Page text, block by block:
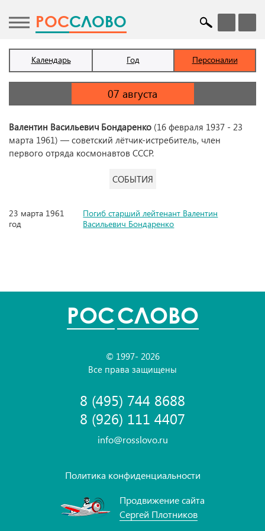
POCСЛОВО
Календарь Год Персоналии
Валентин Васильевич Бондаренко (16 февраля 1937 - 23
марта 1961) — советский лётчик-истребитель, член
первого отряда космонавтов СССР.
СОБЫТИЯ
23 марта 1961
год
Погиб старший лейтенант Валентин
Васильевич Бондаренко
POCСЛОВО
© 1997- 2026
Все права защищены
8 (495) 744 8688
8 (926) 111 4407
info@rosslovo.ru
Политика конфиденциальности
Продвижение сайта
Сергей Плотников